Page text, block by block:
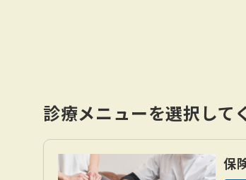
診療メニューを選択して
保